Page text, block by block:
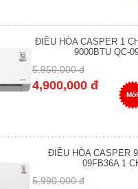
ĐIỀU HÒA CASPER 1
9000BTU QC-
5,950,000 đ
4,900,000 đ
Mới
ĐIỀU HÒA CASPER
09FB36A 1
5,990,000 đ